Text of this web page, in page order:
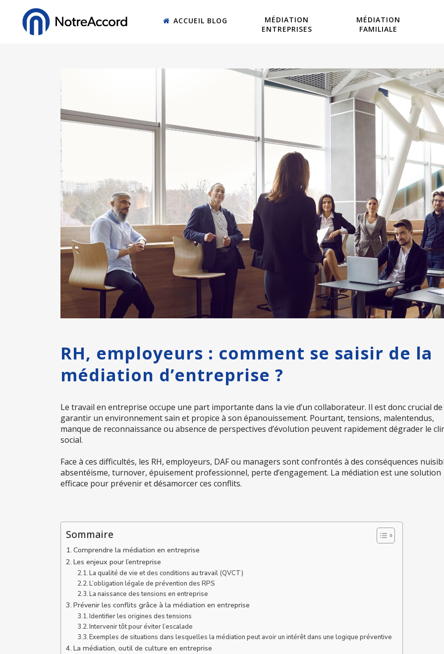
ACCUEIL BLOG
MÉDIATION
ENTREPRISES
MÉDIATION
FAMILIALE
RH, employeurs : comment se saisir de la
médiation d’entreprise ?
Le travail en entreprise occupe une part importante dans la vie d’un collaborateur. Il est donc crucial de
garantir un environnement sain et propice à son épanouissement. Pourtant, tensions, malentendus,
manque de reconnaissance ou absence de perspectives d’évolution peuvent rapidement dégrader le
social.
Face à ces difficultés, les RH, employeurs, DAF ou managers sont confrontés à des conséquences
absentéisme, turnover, épuisement professionnel, perte d’engagement. La médiation est une solution
efficace pour prévenir et désamorcer ces conflits.
Sommaire
Comprendre la médiation en entreprise
Les enjeux pour l’entreprise
La qualité de vie et des conditions au travail (QVCT)
L’obligation légale de prévention des RPS
La naissance des tensions en entreprise
Prévenir les conflits grâce à la médiation en entreprise
Identifier les origines des tensions
Intervenir tôt pour éviter l’escalade
Exemples de situations dans lesquelles la médiation peut avoir un intérêt dans une logique préventive
La médiation, outil de culture en entreprise